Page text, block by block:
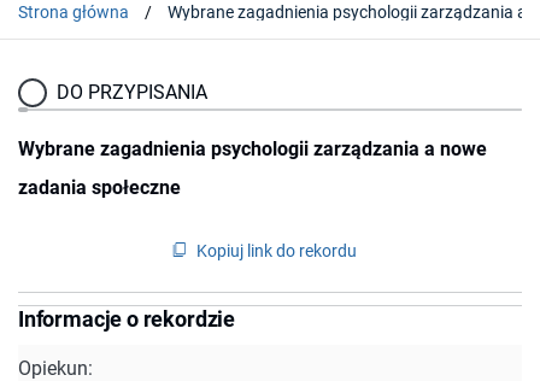
Strona główna
DO PRZYPISANIA
Wybrane zagadnienia psychologii zarządzania a nowe
zadania społeczne
Kopiuj link do rekordu
Informacje o rekordzie
Opiekun: